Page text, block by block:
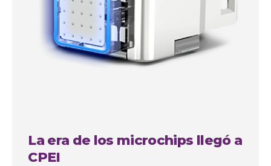
La era de los microchips llegó a
CPEI